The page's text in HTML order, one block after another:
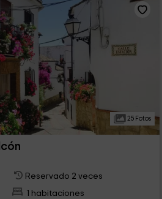
25 Fotos
Reservado 2 veces
1 habitaciones